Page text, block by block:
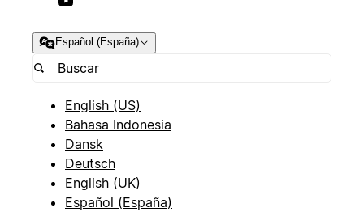
Español (España)
English (US)
Bahasa Indonesia
Dansk
Deutsch
English (UK)
Español (España)